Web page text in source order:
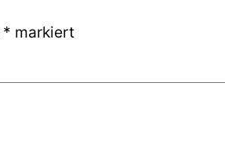
* markiert